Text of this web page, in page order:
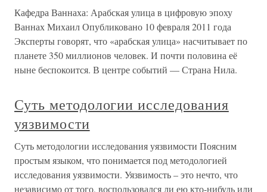
Кафедра Ваннаха: Арабская улица в цифровую эпоху
Ваннах Михаил Опубликовано 10 февраля 2011 года
Эксперты говорят, что «арабская улица» насчитывает по
планете 350 миллионов человек. И почти половина её
ныне беспокоится. В центре событий — Страна Нила.
Суть методологии исследования
уязвимости
Суть методологии исследования уязвимости Поясним
простым языком, что понимается под методологией
исследования уязвимости. Уязвимость – это нечто, что
независимо от того, воспользовался ли ею кто-нибудь или